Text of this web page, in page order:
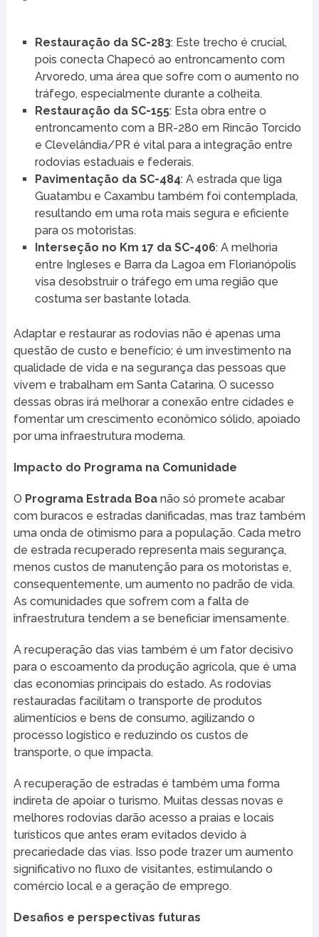
Restauração da SC-283: Este trecho é crucial,
pois conecta Chapecó ao entroncamento com
Arvoredo, uma área que sofre com o aumento no
tráfego, especialmente durante a colheita.
Restauração da SC-155: Esta obra entre o
entroncamento com a BR-280 em Rincão Torcido
e Clevelândia/PR é vital para a integração entre
rodovias estaduais e federais.
Pavimentação da SC-484: A estrada que liga
Guatambu e Caxambu também foi contemplada,
resultando em uma rota mais segura e eficiente
para os motoristas.
Interseção no Km 17 da SC-406: A melhoria
entre Ingleses e Barra da Lagoa em Florianópolis
visa desobstruir o tráfego em uma região que
costuma ser bastante lotada.
Adaptar e restaurar as rodovias não é apenas uma
questão de custo e benefício; é um investimento na
qualidade de vida e na segurança das pessoas que
vivem e trabalham em Santa Catarina. O sucesso
dessas obras irá melhorar a conexão entre cidades e
fomentar um crescimento econômico sólido, apoiado
por uma infraestrutura moderna.
Impacto do Programa na Comunidade
O Programa Estrada Boanão só promete acabar
com buracos e estradas danificadas, mas traz também
uma onda de otimismo para a população. Cada metro
de estrada recuperado representa mais segurança,
menos custos de manutenção para os motoristas e,
consequentemente, um aumento no padrão de vida.
As comunidades que sofrem com a falta de
infraestrutura tendem a se beneficiar imensamente.
A recuperação das vias também é um fator decisivo
para o escoamento da produção agrícola, que é uma
das economias principais do estado. As rodovias
restauradas facilitam o transporte de produtos
alimentícios e bens de consumo, agilizando o
processo logístico e reduzindo os custos de
transporte, o que impacta.
A recuperação de estradas é também uma forma
indireta de apoiar o turismo. Muitas dessas novas e
melhores rodovias darão acesso a praias e locais
turísticos que antes eram evitados devido à
precariedade das vias. Isso pode trazer um aumento
significativo no fluxo de visitantes, estimulando o
comércio local e a geração de emprego.
Desafios e perspectivas futuras